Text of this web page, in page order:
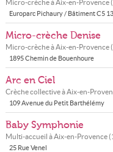
Micro-crèche àAix-en-Provence(
Europarc Pichaury / Bâtiment C5
Micro-crèche Denise
Micro-crèche àAix-en-Provence(
1895 Chemin de Bouenhoure
Arc en Ciel
Crèche collective àAix-en-
109 Avenue du Petit Barthélémy
Baby Symphonie
Multi-accueil àAix-en-Provence(
25 Rue Venel